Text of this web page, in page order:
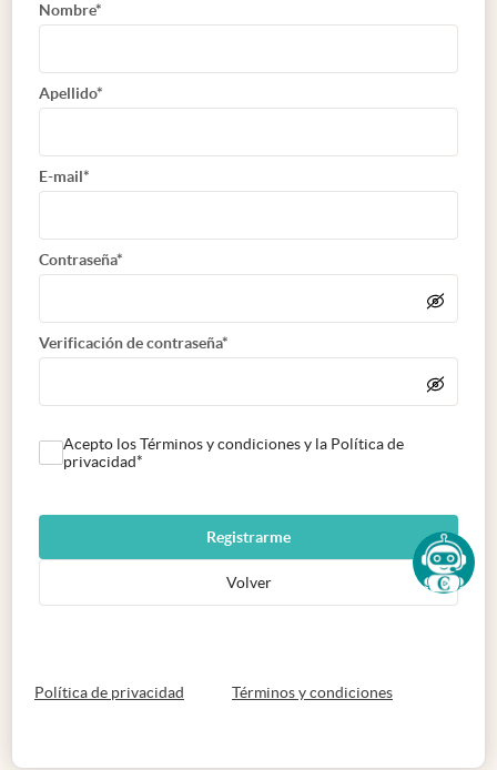
Nombre*
Apellido*
E-mail*
Contraseña*
Verificación de contraseña*
Acepto los Términos y condiciones y la Política de
privacidad*
Registrarme
Volver
Política de privacidad abre en nueva pestaña
Términos y condicionesabre en nueva